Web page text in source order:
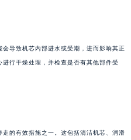
导致机芯内部进水或受潮，进而影响其正
行干燥处理，并检查是否有其他部件受
的有效措施之一。这包括清洁机芯、润滑